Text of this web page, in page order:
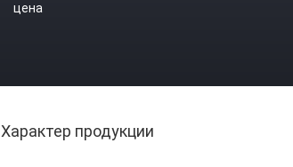
цена
Характер продукции